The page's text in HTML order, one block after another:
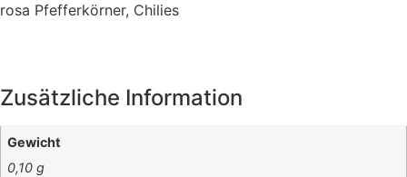
rosa Pfefferkörner, Chilies
Zusätzliche Information
Gewicht
0,10 g